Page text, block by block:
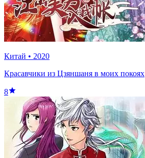
Китай • 2020
Красавчики из Цзяншаня в моих покоях
8